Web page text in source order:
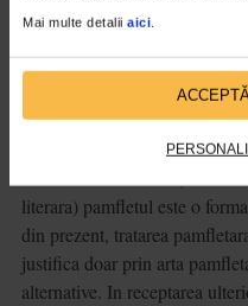
Mai multe detalii aici.
STRUCTURA
PAMFLETULUI
literara) pamfletul este o
din prezent, tratarea
justifica doar prin arta
alternative. In receptarea